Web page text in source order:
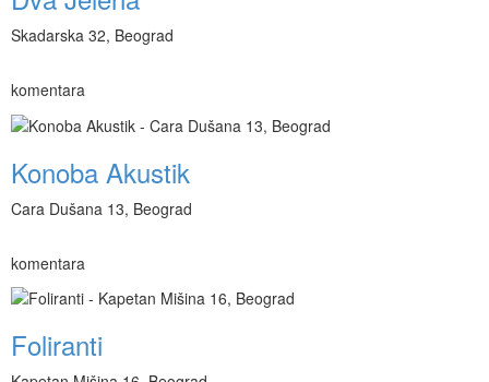
Skadarska 32, Beograd
komentara
Konoba Akustik
Cara Dušana 13, Beograd
komentara
Foliranti